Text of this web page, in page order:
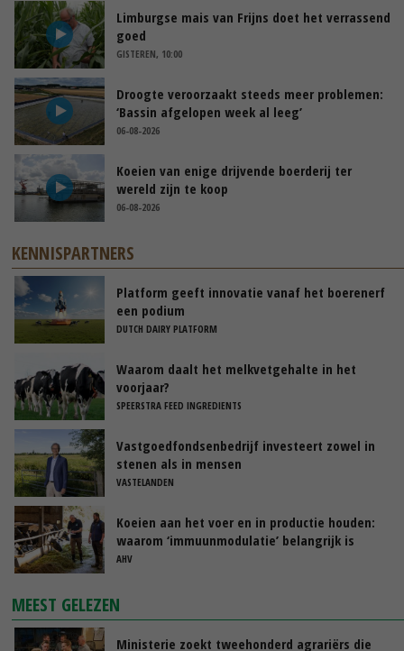
Limburgse mais van Frijns doet het verrassend
goed
GISTEREN, 10:00
Droogte veroorzaakt steeds meer problemen:
‘Bassin afgelopen week al leeg’
06-08-2026
Koeien van enige drijvende boerderij ter
wereld zijn te koop
06-08-2026
KENNISPARTNERS
Platform geeft innovatie vanaf het boerenerf
een podium
DUTCH DAIRY PLATFORM
Waarom daalt het melkvetgehalte in het
voorjaar?
SPEERSTRA FEED INGREDIENTS
Vastgoedfondsenbedrijf investeert zowel in
stenen als in mensen
VASTELANDEN
Koeien aan het voer en in productie houden:
waarom ‘immuunmodulatie’ belangrijk is
tijdens de transitieperiode
AHV
MEEST GELEZEN
Ministerie zoekt tweehonderd agrariërs die